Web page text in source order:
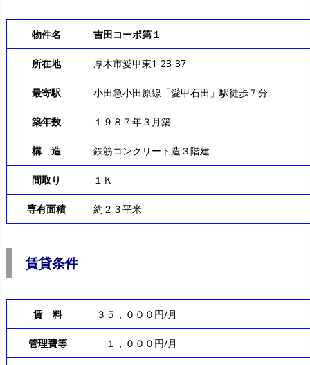
物件名 吉田コーポ第１
所在地 厚木市愛甲東1-23-37
最寄駅 小田急小田原線「愛甲石田」駅徒歩７分
築年数 １９８７年３月築
構 造 鉄筋コンクリート造３階建
間取り １Ｋ
専有面積 約２３平米
賃貸条件
賃 料 ３５，０００円/月
管理費等 １，０００円/月